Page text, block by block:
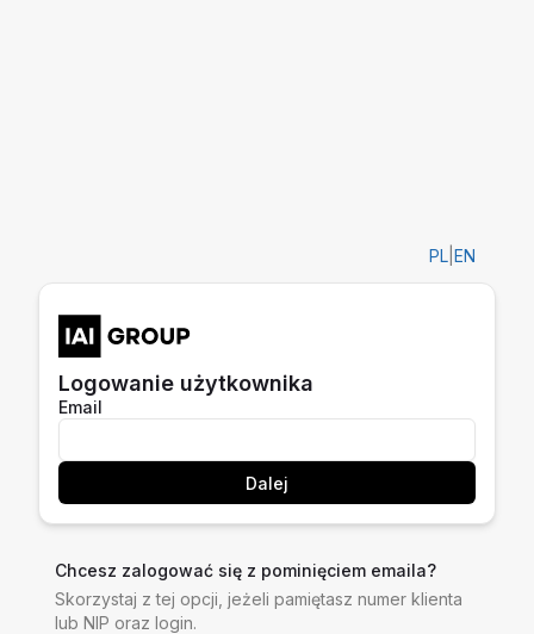
PL EN
Logowanie użytkownika
Email
Dalej
Chcesz zalogować się z pominięciem emaila?
Skorzystaj z tej opcji, jeżeli pamiętasz numer klienta
lub NIP oraz login.